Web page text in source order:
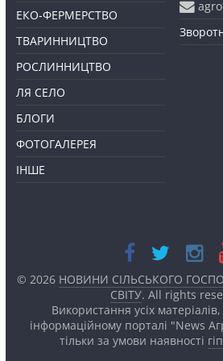
ЕКО-ФЕРМЕРСТВО
ТВАРИННИЦТВО
РОСЛИННИЦТВО
ЛЯ СЕЛО
БЛОГИ
ФОТОГАЛЕРЕЯ
ІНШЕ
© 2026 НОВИНИ СІЛЬСЬКОГО
СВІТУ. All rights
Використання усіх
інформаційному порталі "News
тільки за умови наявності